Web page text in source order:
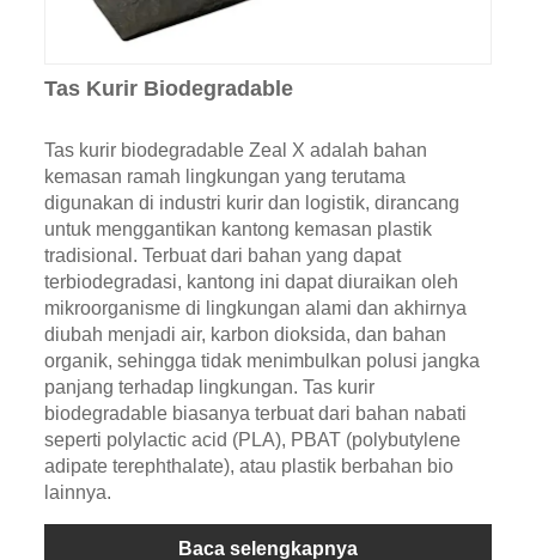
Tas Kurir Biodegradable
Tas kurir biodegradable Zeal X adalah bahan
kemasan ramah lingkungan yang terutama
digunakan di industri kurir dan logistik, dirancang
untuk menggantikan kantong kemasan plastik
tradisional. Terbuat dari bahan yang dapat
terbiodegradasi, kantong ini dapat diuraikan oleh
mikroorganisme di lingkungan alami dan akhirnya
diubah menjadi air, karbon dioksida, dan bahan
organik, sehingga tidak menimbulkan polusi jangka
panjang terhadap lingkungan. Tas kurir
biodegradable biasanya terbuat dari bahan nabati
seperti polylactic acid (PLA), PBAT (polybutylene
adipate terephthalate), atau plastik berbahan bio
lainnya.
Baca selengkapnya